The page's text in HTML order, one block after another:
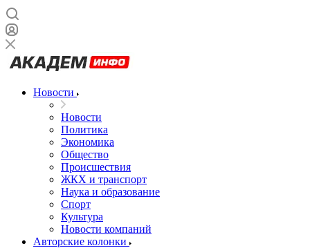
Новости
Новости
Политика
Экономика
Общество
Происшествия
ЖКХ и транспорт
Наука и образование
Спорт
Культура
Новости компаний
Авторские колонки